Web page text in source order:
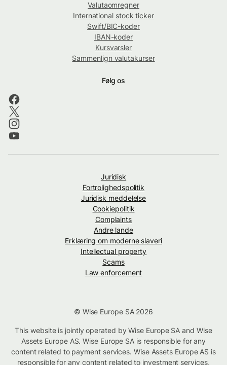
Valutaomregner
International stock ticker
Swift/BIC-koder
IBAN-koder
Kursvarsler
Sammenlign valutakurser
Følg os
Juridisk
Fortrolighedspolitik
Juridisk meddelelse
Cookiepolitik
Complaints
Andre lande
Erklæring om moderne slaveri
Intellectual property
Scams
Law enforcement
© Wise Europe SA 2026
This website is jointly operated by Wise Europe SA and Wise
Assets Europe AS. Wise Europe SA is responsible for any
content related to payment services. Wise Assets Europe AS is
responsible for any content related to investment services,